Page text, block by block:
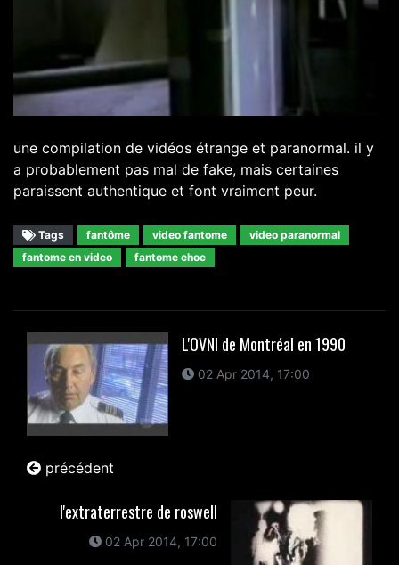
une compilation de vidéos étrange et paranormal. il y
a probablement pas mal de fake, mais certaines
paraissent authentique et font vraiment peur.
Tags fantôme video fantome
video paranormal
fantome en video
fantome choc
L'OVNI de Montréal en 1990
02 Apr 2014, 17:00
précédent
l'extraterrestre de roswell
02 Apr 2014, 17:00